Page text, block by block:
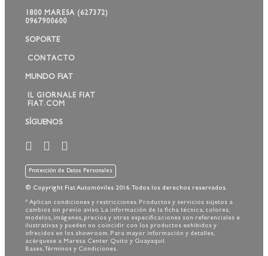
1800 MARESA (627372)
0967900600
SOPORTE
CONTACTO
MUNDO FIAT
IL GIORNALE FIAT
FIAT.COM
SÍGUENOS
Protección de Datos Personales
© Copyright Fiat Automóviles 2016. Todos los derechos reservados.
* Aplican condiciones y restricciones. Productos y servicios sujetos a
cambios sin previo aviso. La información de la ficha técnica, colores,
modelos, imágenes, precios y otras especificaciones son referenciales e
ilustrativas y pueden no coincidir con los productos exhibidos y
ofrecidos en los showroom. Para mayor información y detalles,
acérquese a Maresa Center Quito y Guayaquil.
Bases, Términos y Condiciones.